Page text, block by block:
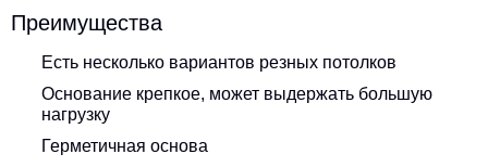
Преимущества
Есть несколько вариантов резных потолков
Основание крепкое, может выдержать большую
нагрузку
Герметичная основа